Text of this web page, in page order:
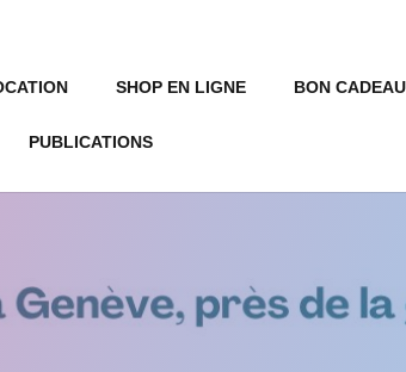
SHOP EN LIGNE BON
PUBLICATIONS